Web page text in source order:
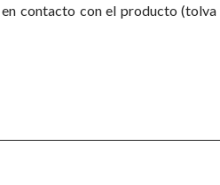
contacto con el producto